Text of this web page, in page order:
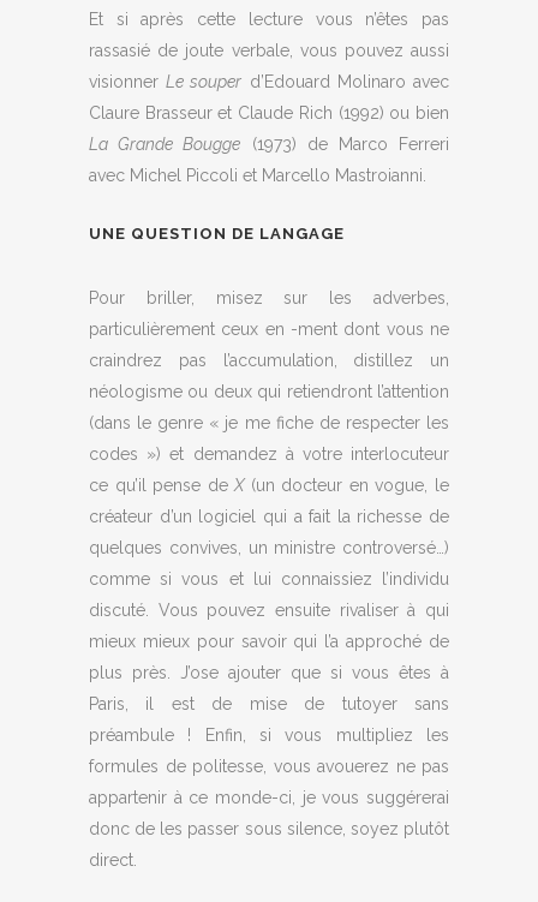
Et si après cette lecture vous n’êtes pas
rassasié de joute verbale, vous pouvez aussi
visionnerLe souper d’Edouard Molinaro avec
Claure Brasseur et Claude Rich (1992) ou bien
La Grande Bougge (1973) de Marco Ferreri
avec Michel Piccoli et Marcello Mastroianni.
UNE QUESTION DE LANGAGE
Pour briller, misez sur les adverbes,
particulièrement ceux en -ment dont vous ne
craindrez pas l’accumulation, distillez un
néologisme ou deux qui retiendront l’attention
(dans le genre « je me fiche de respecter les
codes ») et demandez à votre interlocuteur
ce qu’il pense deX(un docteur en vogue, le
créateur d’un logiciel qui a fait la richesse de
quelques convives, un ministre controversé…)
comme si vous et lui connaissiez l’individu
discuté. Vous pouvez ensuite rivaliser à qui
mieux mieux pour savoir qui l’a approché de
plus près. J’ose ajouter que si vous êtes à
Paris, il est de mise de tutoyer sans
préambule ! Enfin, si vous multipliez les
formules de politesse, vous avouerez ne pas
appartenir à ce monde-ci, je vous suggérerai
donc de les passer sous silence, soyez plutôt
direct.